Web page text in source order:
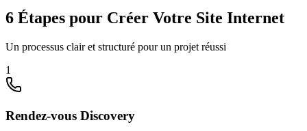
6 Étapes pour Créer Votre Site Internet
Un processus clair et structuré pour un projet réussi
1
Rendez-vous Discovery